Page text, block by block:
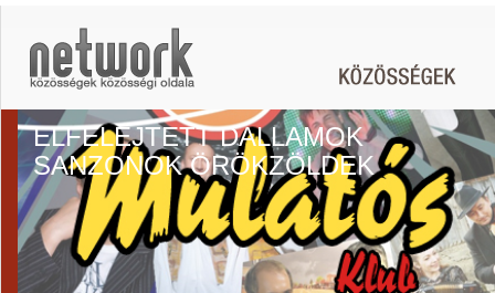
ELFELEJTETT DALLAMOK
SANZONOK ÖRÖKZÖLDEK